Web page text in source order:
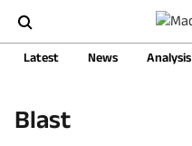
Latest News Analysis
Blast